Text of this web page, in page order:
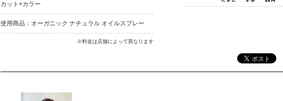
カット×カラー
使用商品：オーガニック ナチュラル オイルスプレー
※料金は店舗によって異なります